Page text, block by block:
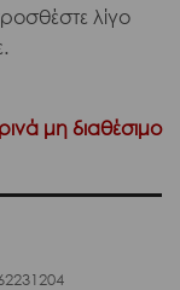
λίγο
μη διαθέσιμο